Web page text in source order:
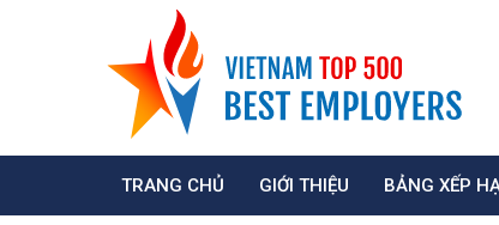
TRANG CHỦ GIỚI THIỆU BẢNG XẾP